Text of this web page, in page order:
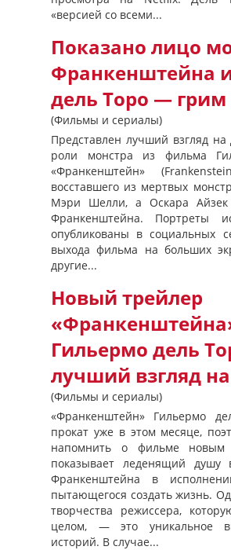
«версией со всеми...
Показано лицо
Франкенштейна
дель Торо — грим
(Фильмы и сериалы)
Представлен лучший взгляд
роли монстра из фильма
«Франкенштейн»
восставшего из мертвых
Мэри Шелли, а Оскара Айзек
Франкенштейна. Портреты
опубликованы в социальных
выхода фильма на больших
другие...
Новый трейлер
Гильермо дель
лучший взгляд
(Фильмы и сериалы)
«Франкенштейн» Гильермо
прокат уже в этом месяце,
напомнить о фильме новым
показывает леденящий душу
Франкенштейна в
пытающегося создать жизнь.
творчества режиссера,
целом, — это уникальное
историй. В случае...